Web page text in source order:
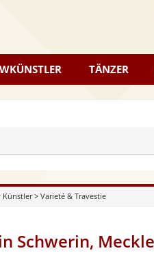
TÄNZER
Künstler> Varieté & Travestie
Schwerin,